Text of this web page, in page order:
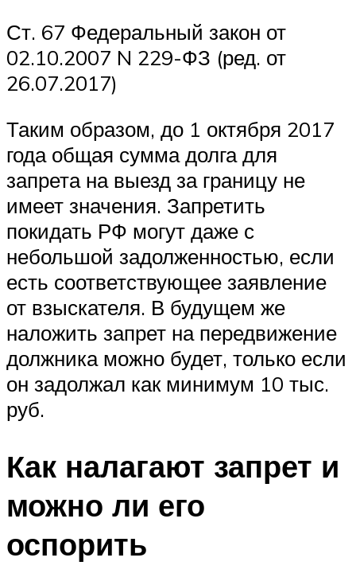
Ст. 67 Федеральный закон от
02.10.2007 N 229-ФЗ (ред. от
26.07.2017)
Таким образом, до 1 октября 2017
года общая сумма долга для
запрета на выезд за границу не
имеет значения. Запретить
покидать РФ могут даже с
небольшой задолженностью, если
есть соответствующее заявление
от взыскателя. В будущем же
наложить запрет на передвижение
должника можно будет, только если
он задолжал как минимум 10 тыс.
руб.
Как налагают запрет и
можно ли его
оспорить